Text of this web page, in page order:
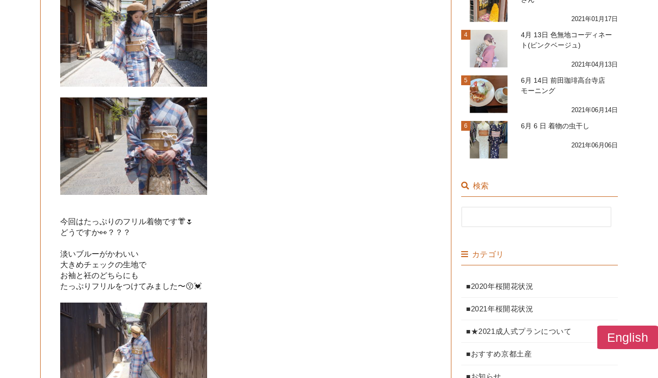
今回はたっぷりのフリル着物です👘🌷
どうですか👀？？？
淡いブルーがかわいい
大きめチェックの生地で
お袖と衽のどちらにも
たっぷりフリルをつけてみました〜😗💓
2021年01月17日
4
4月 13日 色無地コーディネー
ト(ピンクベージュ)
2021年04月13日
5
6月 14日 前田珈琲高台寺店
モーニング
2021年06月14日
6 6月 6 日 着物の虫干し
2021年06月06日
検索
カテゴリ
■2020年桜開花状況
■2021年桜開花状況
■★2021成人式プランについて
■おすすめ京都土産
■お知らせ
English